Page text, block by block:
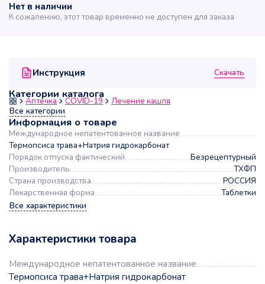
Инструкция Скачать
Категории каталога
Аптечка COVID-19
Лечение кашля
Все категории
Информация о товаре
Международное непатентованное название
Термопсиса трава+Натрия гидрокарбонат
Порядок отпуска фактический
Безрецептурный
Производитель
ТХФП
Страна производства
РОССИЯ
Лекарственная форма
Таблетки
Все характеристики
Характеристики товара
Международное непатентованное название
Термопсиса трава+Натрия гидрокарбонат
Нет в наличии
К сожалению, этот товар временно не доступен для заказа